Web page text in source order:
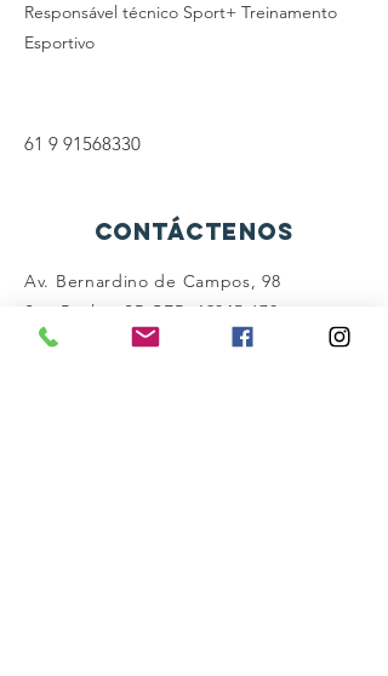
Responsável técnico Sport+ Treinamento
Esportivo
61 9 91568330
Contáctenos
Av. Bernardino de Campos, 98
São Paulo - SP CEP:
12345-678
info@mysite.com